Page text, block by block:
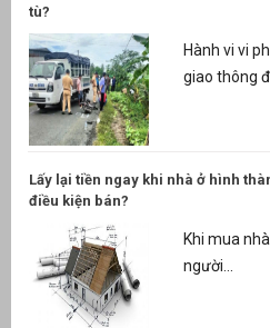
tù?
Hành vi vi
giao thông
Lấy lại tiền ngay khi nhà ở hình
điều kiện bán?
Khi mua
người...